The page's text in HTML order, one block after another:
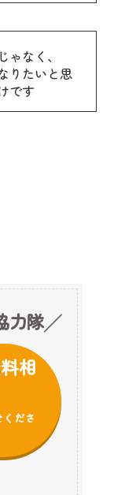
ゃなく、
りたいと思
です
力隊╱
相
ださ